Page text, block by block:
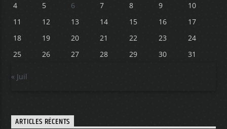
4
5 6 7 8 9
10
11
12 13 14 15 16
17
18
19 20 21 22 23
24
25
26 27 28 29 30 31
« Juil
ARTICLES RÉCENTS